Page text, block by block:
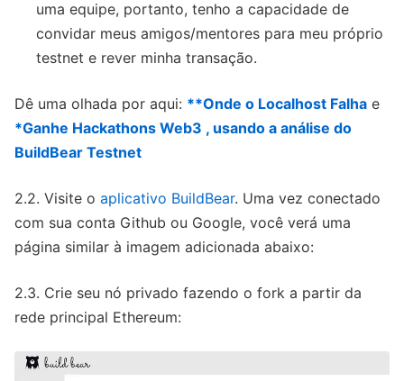
uma equipe, portanto, tenho a capacidade de
convidar meus amigos/mentores para meu próprio
testnet e rever minha transação.
Dê uma olhada por aqui: **Onde o Localhost Falha e
*Ganhe Hackathons Web3 , usando a análise do
BuildBear Testnet
2.2. Visite o aplicativo BuildBear. Uma vez conectado
com sua conta Github ou Google, você verá uma
página similar à imagem adicionada abaixo:
2.3. Crie seu nó privado fazendo o fork a partir da
rede principal Ethereum: